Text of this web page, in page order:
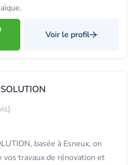
Voir le profil
basée à Esneux, on
vos travaux de rénovation et